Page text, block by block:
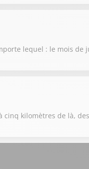
lequel : le mois de
cinq kilomètres de là,